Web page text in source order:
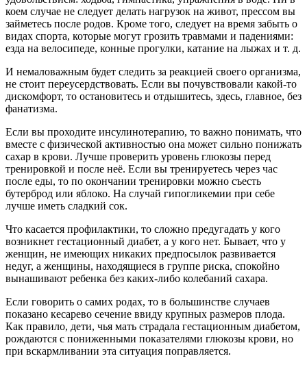
коем случае не следует делать нагрузок на живот, прессом вы
займетесь после родов. Кроме того, следует на время забыть о
видах спорта, которые могут грозить травмами и падениями:
езда на велосипеде, конные прогулки, катание на лыжах и т. д.
И немаловажным будет следить за реакцией своего организма,
не стоит переусердствовать. Если вы почувствовали какой-то
дискомфорт, то остановитесь и отдышитесь, здесь, главное, без
фанатизма.
Если вы проходите инсулинотерапию, то важно понимать, что
вместе с физической активностью она может сильно понижать
сахар в крови. Лучше проверить уровень глюкозы перед
тренировкой и после неё. Если вы тренируетесь через час
после еды, то по окончании тренировки можно съесть
бутерброд или яблоко. На случай гипогликемии при себе
лучше иметь сладкий сок.
Что касается профилактики, то сложно предугадать у кого
возникнет гестационный диабет, а у кого нет. Бывает, что у
женщин, не имеющих никаких предпосылок развивается
недуг, а женщины, находящиеся в группе риска, спокойно
вынашивают ребенка без каких-либо колебаний сахара.
Если говорить о самих родах, то в большинстве случаев
показано кесарево сечение ввиду крупных размеров плода.
Как правило, дети, чья мать страдала гестационным диабетом,
рождаются с пониженными показателями глюкозы крови, но
при вскармливании эта ситуация поправляется.